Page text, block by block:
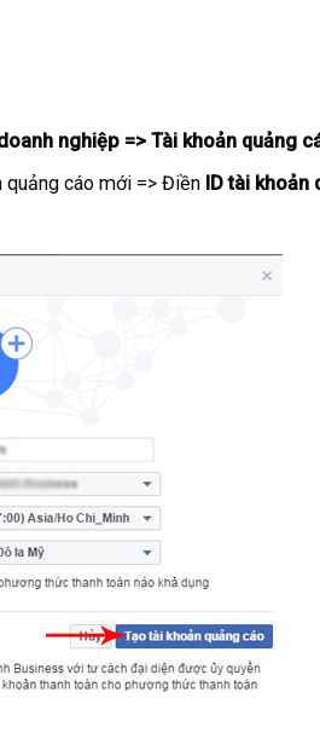
nghiệp => Tài khoản quảng
quảng cáo mới => Điền ID tài khoản